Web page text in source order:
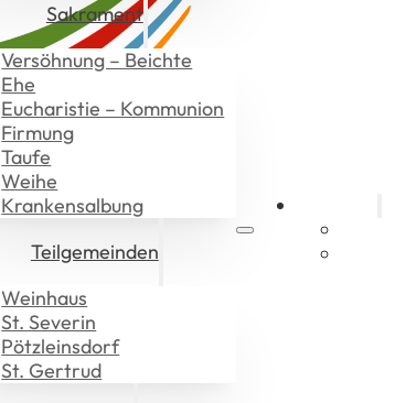
Sakrament
Versöhnung – Beichte
Ehe
Eucharistie – Kommunion
Firmung
Taufe
Weihe
Krankensalbung
Teilgemeinden
Weinhaus
St. Severin
Pötzleinsdorf
St. Gertrud